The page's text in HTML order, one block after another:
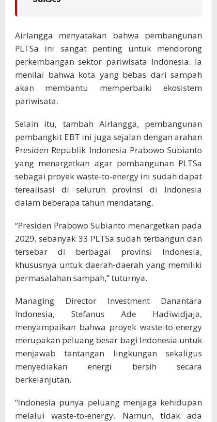
Airlangga menyatakan bahwa pembangunan
PLTSa ini sangat penting untuk mendorong
perkembangan sektor pariwisata Indonesia. Ia
menilai bahwa kota yang bebas dari sampah
akan membantu memperbaiki ekosistem
pariwisata.
Selain itu, tambah Airlangga, pembangunan
pembangkit EBT ini juga sejalan dengan arahan
Presiden Republik Indonesia Prabowo Subianto
yang menargetkan agar pembangunan PLTSa
sebagai proyek waste-to-energy ini sudah dapat
terealisasi di seluruh provinsi di Indonesia
dalam beberapa tahun mendatang.
“Presiden Prabowo Subianto menargetkan pada
2029, sebanyak 33 PLTSa sudah terbangun dan
tersebar di berbagai provinsi Indonesia,
khususnya untuk daerah-daerah yang memiliki
permasalahan sampah,” tuturnya.
Managing Director Investment Danantara
Indonesia, Stefanus Ade Hadiwidjaja,
menyampaikan bahwa proyek waste-to-energy
merupakan peluang besar bagi Indonesia untuk
menjawab tantangan lingkungan sekaligus
menyediakan energi bersih secara
berkelanjutan.
“Indonesia punya peluang menjaga kehidupan
melalui waste-to-energy. Namun, tidak ada